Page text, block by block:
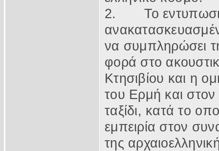
2.
Το
να συμπληρώσει
φορά στο
Κτησιβίου και η
του Ερμή και
ταξίδι, κατά το
εμπειρία στον
της